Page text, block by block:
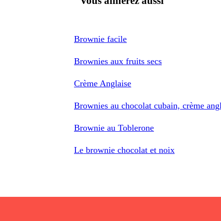
Brownie facile
Brownies aux fruits secs
Crème Anglaise
Brownies au chocolat cubain, crème
Brownie au Toblerone
Le brownie chocolat et noix